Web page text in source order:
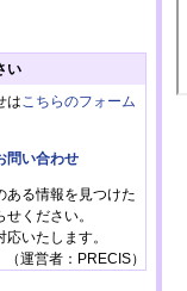
い
は こちらのフォーム
問い合わせ
ある情報を見つけた
ください。
いたします。
（運営者：PRECIS）